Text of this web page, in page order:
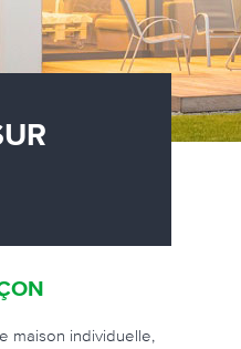
maison individuelle,